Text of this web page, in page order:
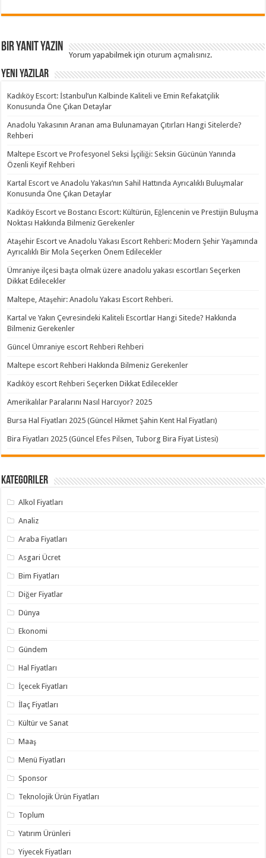
Bir yanıt yazın
Yorum yapabilmek içinoturum açmalısınız.
Yeni Yazılar
Kadıköy Escort: İstanbul’un Kalbinde Kaliteli ve Emin Refakatçilik
Konusunda Öne Çıkan Detaylar
Anadolu Yakasının Aranan ama Bulunamayan Çıtırları Hangi Sitelerde?
Rehberi
Maltepe Escort ve Profesyonel Seksi İşçiliği: Seksin Gücünün Yanında
Özenli Keyif Rehberi
Kartal Escort ve Anadolu Yakası’nın Sahil Hattında Ayrıcalıklı Buluşmalar
Konusunda Öne Çıkan Detaylar
Kadıköy Escort ve Bostancı Escort: Kültürün, Eğlencenin ve Prestijin Buluşma
Noktası Hakkında Bilmeniz Gerekenler
Ataşehir Escort ve Anadolu Yakası Escort Rehberi: Modern Şehir Yaşamında
Ayrıcalıklı Bir Mola Seçerken Önem Edilecekler
Ümraniye ilçesi başta olmak üzere anadolu yakası escortları Seçerken
Dikkat Edilecekler
Maltepe, Ataşehir: Anadolu Yakası Escort Rehberi.
Kartal ve Yakın Çevresindeki Kaliteli Escortlar Hangi Sitede? Hakkında
Bilmeniz Gerekenler
Güncel Ümraniye escort Rehberi Rehberi
Maltepe escort Rehberi Hakkında Bilmeniz Gerekenler
Kadıköy escort Rehberi Seçerken Dikkat Edilecekler
Amerikalılar Paralarını Nasıl Harcıyor? 2025
Bursa Hal Fiyatları 2025 (Güncel Hikmet Şahin Kent Hal Fiyatları)
Bira Fiyatları 2025 (Güncel Efes Pilsen, Tuborg Bira Fiyat Listesi)
Kategoriler
Alkol Fiyatları
Analiz
Araba Fiyatları
Asgari Ücret
Bim Fiyatları
Diğer Fiyatlar
Dünya
Ekonomi
Gündem
Hal Fiyatları
İçecek Fiyatları
İlaç Fiyatları
Kültür ve Sanat
Maaş
Menü Fiyatları
Sponsor
Teknolojik Ürün Fiyatları
Toplum
Yatırım Ürünleri
Yiyecek Fiyatları